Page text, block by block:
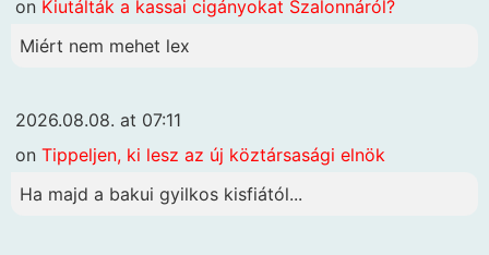
on Kiutálták a kassai cigányokat Szalonnáról?
Miért nem mehet lex
2026.08.08. at 07:11
on Tippeljen, ki lesz az új köztársasági elnök
Ha majd a bakui gyilkos kisfiától...